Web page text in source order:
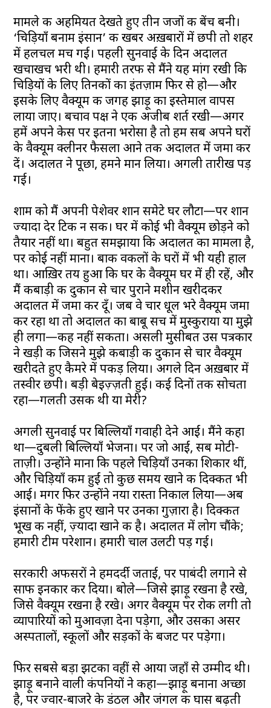
मामले की अहमियत देखते हुए तीन जजों की बेंच बनी।
‘चिड़ियाँ बनाम इंसान’ की खबर अख़बारों में छपी तो शहर
में हलचल मच गई। पहली सुनवाई के दिन अदालत
खचाखच भरी थी। हमारी तरफ से मैंने यह मांग रखी कि
चिड़ियों के लिए तिनकों का इंतज़ाम फिर से हो—और
इसके लिए वैक्यूम की जगह झाड़ू का इस्तेमाल वापस
लाया जाए। बचाव पक्ष ने एक अजीब शर्त रखी—अगर
हमें अपने केस पर इतना भरोसा है तो हम सब अपने घरों
के वैक्यूम क्लीनर फैसला आने तक अदालत में जमा कर
दें। अदालत ने पूछा, हमने मान लिया। अगली तारीख पड़
गई।
शाम को मैं अपनी पेशेवर शान समेटे घर लौटा—पर शान
ज्यादा देर टिक न सकी। घर में कोई भी वैक्यूम छोड़ने को
तैयार नहीं था। बहुत समझाया कि अदालत का मामला है,
पर कोई नहीं माना। बाकी वकीलों के घरों में भी यही हाल
था। आख़िर तय हुआ कि घर के वैक्यूम घर में ही रहें, और
मैं कबाड़ी की दुकान से चार पुराने मशीन खरीदकर
अदालत में जमा कर दूँ। जब वे चार धूल भरे वैक्यूम जमा
कर रहा था तो अदालत का बाबू सच में मुस्कुराया या मुझे
ही लगा—कह नहीं सकता। असली मुसीबत उस पत्रकार
ने खड़ी की जिसने मुझे कबाड़ी की दुकान से चार वैक्यूम
खरीदते हुए कैमरे में पकड़ लिया। अगले दिन अख़बार में
तस्वीर छपी। बड़ी बेइज़्ज़ती हुई। कई दिनों तक सोचता
रहा—गलती उसकी थी या मेरी?
अगली सुनवाई पर बिल्लियाँ गवाही देने आईं। मैंने कहा
था—दुबली बिल्लियाँ भेजना। पर जो आईं, सब मोटी-
ताज़ी। उन्होंने माना कि पहले चिड़ियाँ उनका शिकार थीं,
और चिड़ियाँ कम हुईं तो कुछ समय खाने की दिक्कत भी
आई। मगर फिर उन्होंने नया रास्ता निकाल लिया—अब
इंसानों के फेंके हुए खाने पर उनका गुज़ारा है। दिक्कत
भूख की नहीं, ज़्यादा खाने की है। अदालत में लोग चौंके;
हमारी टीम परेशान। हमारी चाल उलटी पड़ गई।
सरकारी अफसरों ने हमदर्दी जताई, पर पाबंदी लगाने से
साफ इनकार कर दिया। बोले—जिसे झाड़ू रखना है रखे,
जिसे वैक्यूम रखना है रखे। अगर वैक्यूम पर रोक लगी तो
व्यापारियों को मुआवज़ा देना पड़ेगा, और उसका असर
अस्पतालों, स्कूलों और सड़कों के बजट पर पड़ेगा।
फिर सबसे बड़ा झटका वहीं से आया जहाँ से उम्मीद थी।
झाड़ू बनाने वाली कंपनियों ने कहा—झाड़ू बनाना अच्छा
है, पर ज्वार-बाजरे के डंठल और जंगल की घास बढ़ती